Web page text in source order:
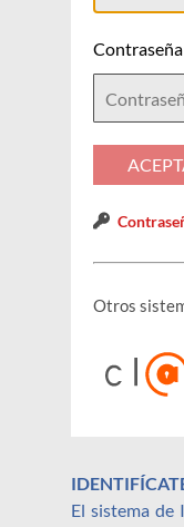
Contraseña
Otros
El sistema de